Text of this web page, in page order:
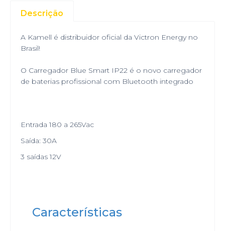
Descrição
A Kamell é distribuidor oficial da Victron Energy no
Brasil!
O Carregador Blue Smart IP22 é o novo carregador
de baterias profissional com Bluetooth integrado
Entrada 180 a 265Vac
Saída: 30A
3 saídas 12V
Características